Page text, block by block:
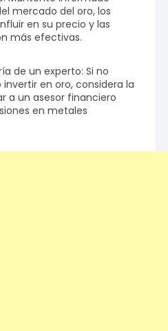
mercado del oro, los
en su precio y las
más efectivas.
de un experto: Si no
en oro, considera la
a un asesor financiero
en metales